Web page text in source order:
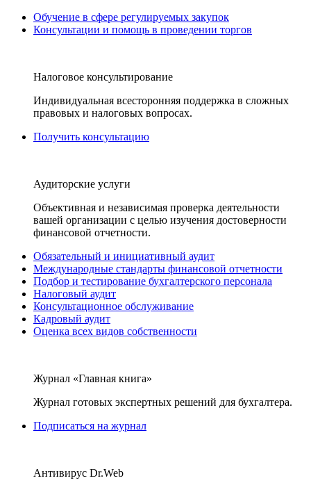
Обучение в сфере регулируемых закупок
Консультации и помощь в проведении торгов
Налоговое консультирование
Индивидуальная всесторонняя поддержка в сложных
правовых и налоговых вопросах.
Получить консультацию
Аудиторские услуги
Объективная и независимая проверка деятельности
вашей организации с целью изучения достоверности
финансовой отчетности.
Обязательный и инициативный аудит
Международные стандарты финансовой отчетности
Подбор и тестирование бухгалтерского персонала
Налоговый аудит
Консультационное обслуживание
Кадровый аудит
Оценка всех видов собственности
Журнал «Главная книга»
Журнал готовых экспертных решений для бухгалтера.
Подписаться на журнал
Антивирус Dr.Web